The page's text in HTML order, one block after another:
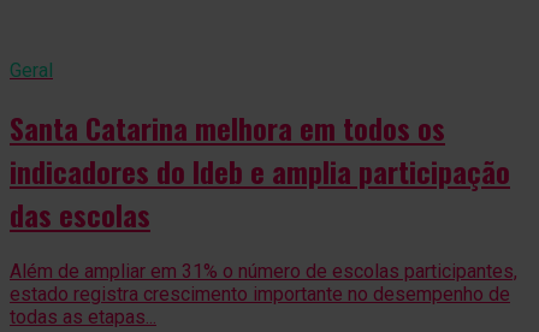
Geral
Santa Catarina melhora em todos os
indicadores do Ideb e amplia participação
das escolas
Além de ampliar em 31% o número de escolas participantes,
estado registra crescimento importante no desempenho de
todas as etapas...